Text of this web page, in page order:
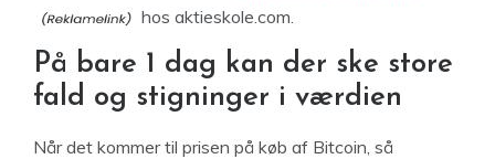
hos aktieskole.com.
På bare 1 dag kan der ske store
fald og stigninger i værdien
Når det kommer til prisen på køb af Bitcoin, så